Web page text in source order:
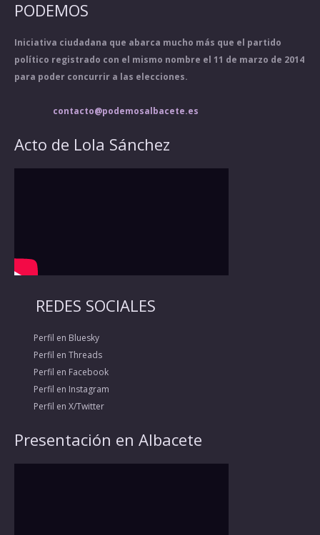
PODEMOS
Iniciativa ciudadana que abarca mucho más que el partido
político registrado con el mismo nombre el 11 de marzo de 2014
para poder concurrir a las elecciones.
contacto@podemosalbacete.es
Acto de Lola Sánchez
REDES SOCIALES
Perfil en Bluesky
Perfil en Threads
Perfil en Facebook
Perfil en Instagram
Perfil en X/Twitter
Presentación en Albacete